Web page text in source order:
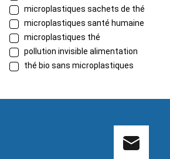
microplastiques sachets de thé
microplastiques santé humaine
microplastiques thé
pollution invisible alimentation
thé bio sans microplastiques